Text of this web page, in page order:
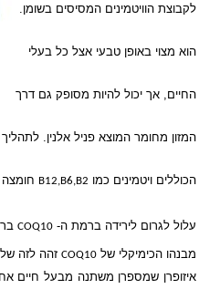
לקבוצת הוויטמינים המסיסים בשומן.
הוא מצוי באופן טבעי אצל כל בעלי
החיים, אך יכול להיות מסופק גם דרך
המזון מחומר המוצא פניל אלנין. לתהליך
הכוללים ויטמינים כמו B12,B6,B2 חומצה
עלול לגרום לירידה ברמת ה- COQ10
מבנהו הכימיקלי שלCOQ10 זהה לזה של
איזופרן שמספרן משתנה מבעל חיים